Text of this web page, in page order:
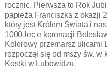
rocznic. Pierwsza to Rok
papieża Franciszka z okazji
który jest Królem Świata i
1000-lecie koronacji
Kolorowy przemarsz ulicami
rozpoczął się od mszy św. w
Kostki w Lubowidzu.